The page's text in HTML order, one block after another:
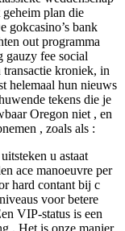
plan die
gokcasino’s bank
out programma
gauzy fee social
kroniek, in
helemaal hun nieuws
tekens die je
Oregon niet , en
, zoals als :
u astaat
ace manoeuvre per
hard contant bij c
voor betere
VIP-status is een